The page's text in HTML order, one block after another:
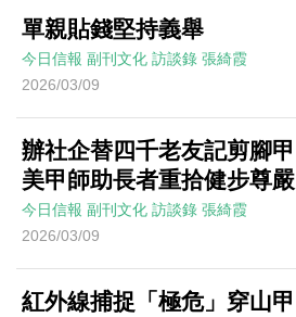
單親貼錢堅持義舉
今日信報 副刊文化 訪談錄 張綺霞
2026/03/09
辦社企替四千老友記剪腳甲
美甲師助長者重拾健步尊嚴
今日信報 副刊文化 訪談錄 張綺霞
2026/03/09
紅外線捕捉「極危」穿山甲